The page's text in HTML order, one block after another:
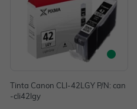
Tinta Canon CLI-42LGY P/N: can
-cli42lgy